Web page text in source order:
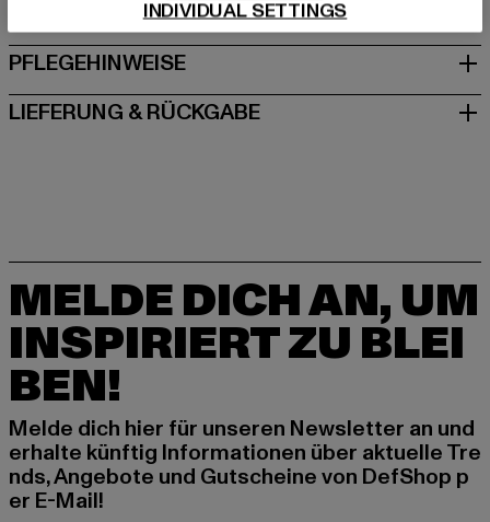
GRÖSSE & PASSFORM
PFLEGEHINWEISE
LIEFERUNG & RÜCKGABE
MELDE DICH AN, UM
INSPIRIERT ZU BLEI
BEN!
Melde dich hier für unseren Newsletter an und
erhalte künftig Informationen über aktuelle Tre
nds, Angebote und Gutscheine von DefShop p
er E-Mail!
INDIVIDUAL SETTINGS